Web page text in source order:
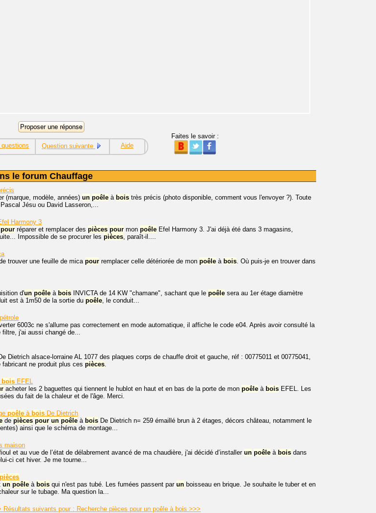
Question suivante Aide
Faites le savoir :
le forum Chauffage
(marque, modèle, années) un poêle à bois très précis (photo disponible, comment vous l'envoyer ?). Toute
Jésu ou David Lasseron,...
Harmony 3
pour réparer et remplacer des pièces pour mon poêle Efel Harmony 3. J'ai déjà été dans 3 magasins,
Impossible de se procurer les pièces, paraît-il....
trouver une feuille de mica pour remplacer celle détériorée de mon poêle à bois. Où puis-je en trouver dans
d'un poêle à bois INVICTA de 14 KW "chamane", sachant que le poêle sera au 1er étage diamètre
est à 1m50 de la sortie du poêle, le conduit...
6003c ne s'allume pas correctement en mode automatique, il affiche le code e04. Après avoir consulté la
j'ai aussi changé de...
Dietrich alsace-lorraine AL 1077 des plaques corps de chauffe droit et gauche, réf : 00775011 et 00775041,
ne produit plus ces pièces.
bois EFEL
acheter les 2 baguettes qui tiennent le hublot en haut et en bas de la porte de mon poêle à bois EFEL. Les
du fait de la chaleur et de l'âge. Merci.
poêle à bois De Dietrich
de pièces pour un poêle à bois De Dietrich n= 259 émaillé brun à 2 étages, décors château, notamment le
ainsi que le schéma de montage...
maison
et au vue de l’état de délabrement avancé de ma chaudière, j'ai décidé d’installer un poêle à bois dans
ci cet hiver. Je me tourne...
pièces
un poêle à bois qui n'est pas tubé. Les fumées passent par un boisseau en brique. Je souhaite le tuber et en
sur le tubage. Ma question la...
Résultats suivants pour : Recherche pièces pour un poêle à bois >>>